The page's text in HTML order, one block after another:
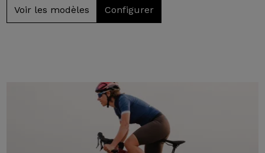
Voir les modèles
Configurer